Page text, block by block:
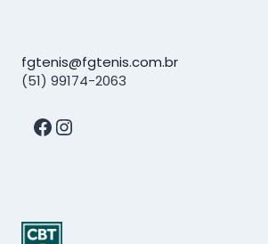
fgtenis@fgtenis.com.br
(51) 99174-2063
Facebook
Instagram